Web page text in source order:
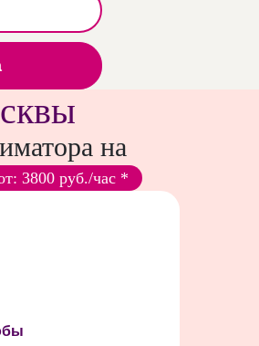
на
3800 руб./час *